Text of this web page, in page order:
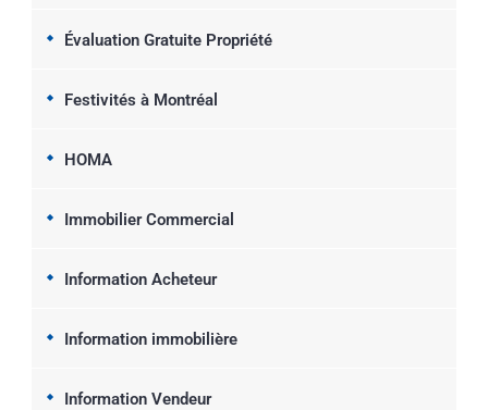
Évaluation Gratuite Propriété
Festivités à Montréal
HOMA
Immobilier Commercial
Information Acheteur
Information immobilière
Information Vendeur